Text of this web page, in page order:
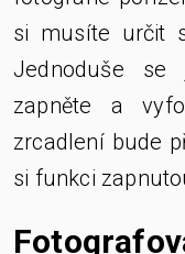
si musíte určit
Jednoduše se
zapněte a
zrcadlení bude
si funkci